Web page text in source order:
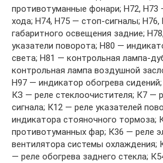
противотуманные фонари; Н72, Н73
хода; Н74, Н75 — стоп-сигналы;
габаритного освещения задние;
указатели поворота; Н80 —
света; Н81 — контрольная лампа-
контрольная лампа воздушной
Н97 — индикатор обогрева
КЗ — реле стеклоочистителя; К7 —
сигнала; К12 — реле указателей
индикатора стояночного тормоза;
противотуманных фар; К36 — реле
вентилятора системы охлаждения;
— реле обогрева заднего стекла;